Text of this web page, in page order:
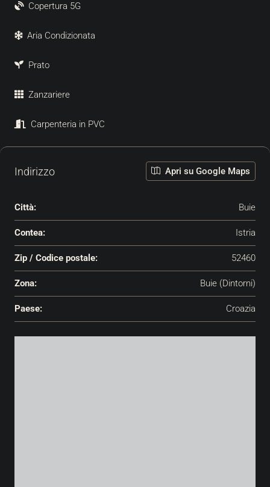
Copertura 5G
Aria Condizionata
Prato
Zanzariere
Carpenteria in PVC
Indirizzo Apri su Google Maps
Città: Buie
Contea: Istria
Zip / Codice postale: 52460
Zona: Buie (Dintorni)
Paese: Croazia